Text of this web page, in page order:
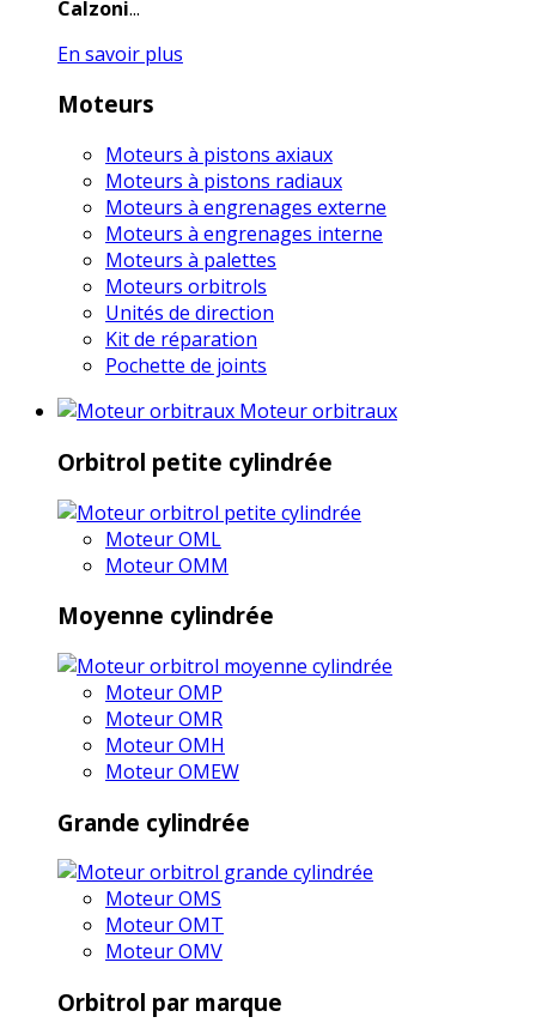
Calzoni...
En savoir plus
Moteurs
Moteurs à pistons axiaux
Moteurs à pistons radiaux
Moteurs à engrenages externe
Moteurs à engrenages interne
Moteurs à palettes
Moteurs orbitrols
Unités de direction
Kit de réparation
Pochette de joints
Moteur orbitraux
Orbitrol petite cylindrée
Moteur OML
Moteur OMM
Moyenne cylindrée
Moteur OMP
Moteur OMR
Moteur OMH
Moteur OMEW
Grande cylindrée
Moteur OMS
Moteur OMT
Moteur OMV
Orbitrol par marque